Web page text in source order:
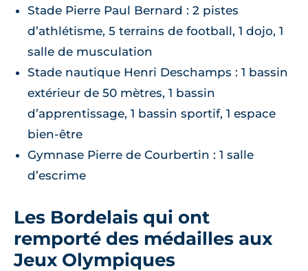
Stade Pierre Paul Bernard : 2 pistes
d’athlétisme, 5 terrains de football, 1 dojo, 1
salle de musculation
Stade nautique Henri Deschamps : 1 bassin
extérieur de 50 mètres, 1 bassin
d’apprentissage, 1 bassin sportif, 1 espace
bien-être
Gymnase Pierre de Courbertin : 1 salle
d’escrime
Les Bordelais qui ont
remporté des médailles aux
Jeux Olympiques